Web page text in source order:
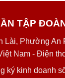
TẬP
Lài, Phường An
Nam - Điện
ký kinh doanh